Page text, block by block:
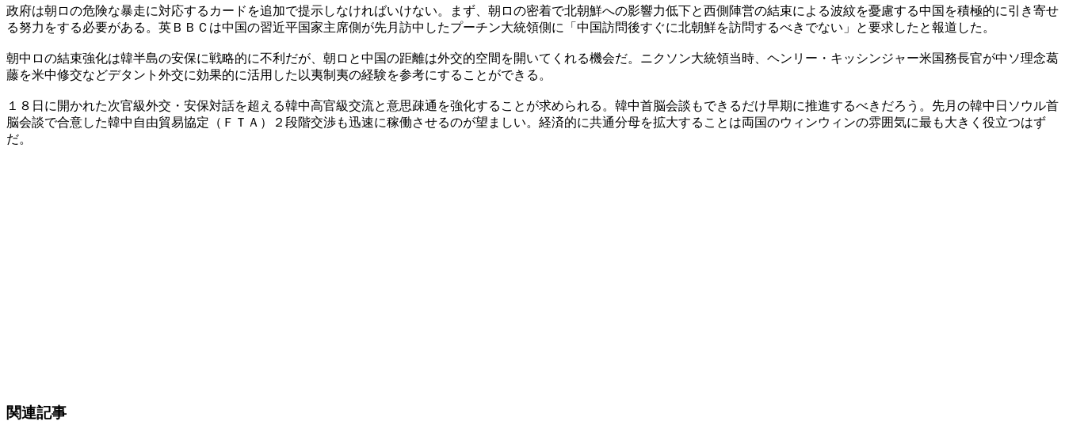
政府は朝ロの危険な暴走に対応するカードを追加で提示しなければいけない。まず、朝ロの密着で北朝鮮への影響力低下と西側陣営の結束による波紋を憂慮する中国を積極的に引き寄せ
る努力をする必要がある。英ＢＢＣは中国の習近平国家主席側が先月訪中したプーチン大統領側に「中国訪問後すぐに北朝鮮を訪問するべきでない」と要求したと報道した。
朝中ロの結束強化は韓半島の安保に戦略的に不利だが、朝ロと中国の距離は外交的空間を開いてくれる機会だ。ニクソン大統領当時、ヘンリー・キッシンジャー米国務長官が中ソ理念葛
藤を米中修交などデタント外交に効果的に活用した以夷制夷の経験を参考にすることができる。
１８日に開かれた次官級外交・安保対話を超える韓中高官級交流と意思疎通を強化することが求められる。韓中首脳会談もできるだけ早期に推進するべきだろう。先月の韓中日ソウル首
脳会談で合意した韓中自由貿易協定（ＦＴＡ）２段階交渉も迅速に稼働させるのが望ましい。経済的に共通分母を拡大することは両国のウィンウィンの雰囲気に最も大きく役立つはず
だ。
関連記事